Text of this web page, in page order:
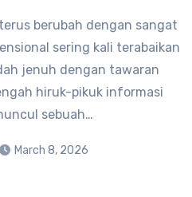
berubah dengan sangat
sering kali terabaikan
jenuh dengan tawaran
hiruk-pikuk informasi
sebuah…
March 8, 2026